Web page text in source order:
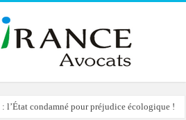
l’État condamné pour préjudice écologique !